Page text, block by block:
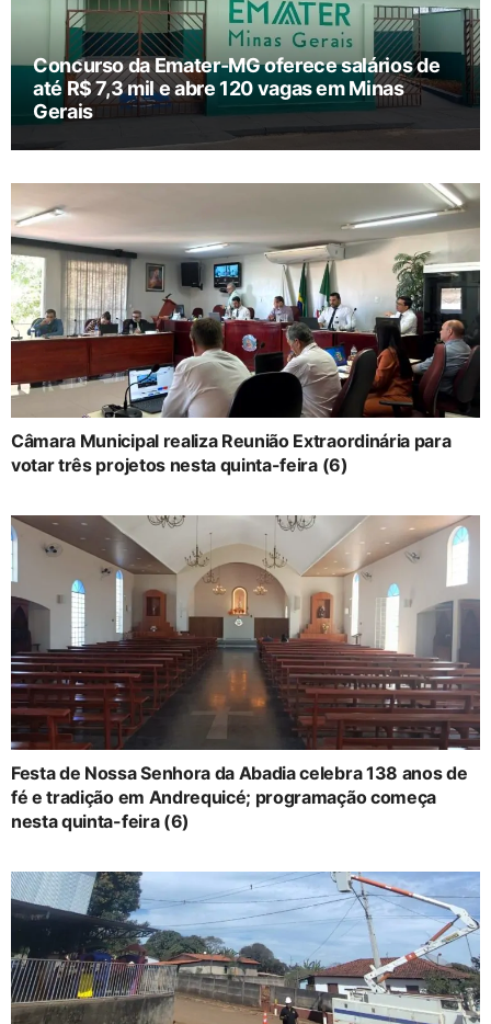
Concurso da Emater-MG oferece salários de
até R$ 7,3 mil e abre 120 vagas em Minas
Gerais
Câmara Municipal realiza Reunião Extraordinária para
votar três projetos nesta quinta-feira (6)
Festa de Nossa Senhora da Abadia celebra 138 anos de
fé e tradição em Andrequicé; programação começa
nesta quinta-feira (6)